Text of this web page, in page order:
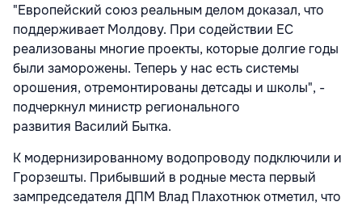
"Европейский союз реальным делом доказал, что
поддерживает Молдову. При содействии ЕС
реализованы многие проекты, которые долгие годы
были заморожены. Теперь у нас есть системы
орошения, отремонтированы детсады и школы", -
подчеркнул министр регионального
развития Василий Бытка.
К модернизированному водопроводу подключили и
Грорзешты. Прибывший в родные места первый
зампредседателя ДПМ Влад Плахотнюк отметил, что